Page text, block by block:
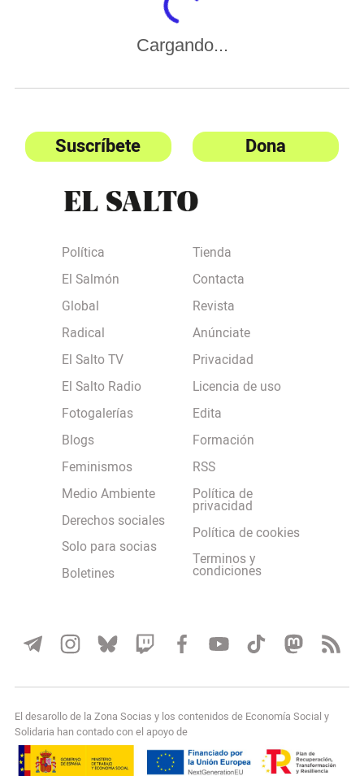
Cargando...
Suscríbete Dona
Política
El Salmón
Global
Radical
El Salto TV
El Salto Radio
Fotogalerías
Blogs
Feminismos
Medio Ambiente
Derechos sociales
Solo para socias
Boletines
Tienda
Contacta
Revista
Anúnciate
Privacidad
Licencia de uso
Edita
Formación
RSS
Política de
privacidad
Política de cookies
Terminos y
condiciones
El desarollo de la Zona Socias y los contenidos de Economía Social y
Solidaria han contado con el apoyo de